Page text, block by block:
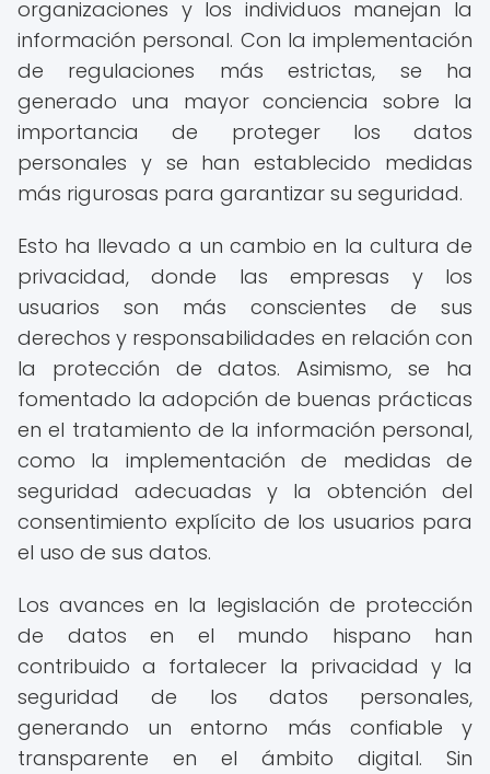
organizaciones y los individuos manejan la
información personal. Con la implementación
de regulaciones más estrictas, se ha
generado una mayor conciencia sobre la
importancia de proteger los datos
personales y se han establecido medidas
más rigurosas para garantizar su seguridad.
Esto ha llevado a un cambio en la cultura de
privacidad, donde las empresas y los
usuarios son más conscientes de sus
derechos y responsabilidades en relación con
la protección de datos. Asimismo, se ha
fomentado la adopción de buenas prácticas
en el tratamiento de la información personal,
como la implementación de medidas de
seguridad adecuadas y la obtención del
consentimiento explícito de los usuarios para
el uso de sus datos.
Los avances en la legislación de protección
de datos en el mundo hispano han
contribuido a fortalecer la privacidad y la
seguridad de los datos personales,
generando un entorno más confiable y
transparente en el ámbito digital. Sin